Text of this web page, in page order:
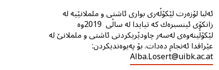
ئەلبا لۆزەرت لێکۆڵەری بوارى ئاشتی و ململانێیە لە
زانکۆی ئینسبرەك کە تیایدا لە ساڵى 2019وە
لێکۆڵینەوەی لەسەر چاودێریکردنی ئاشتی و ململانێ لە
عێراقدا ئەنجام دەدات. بۆ پەیوەندیکردن:
Alba.Losert@uibk.ac.at